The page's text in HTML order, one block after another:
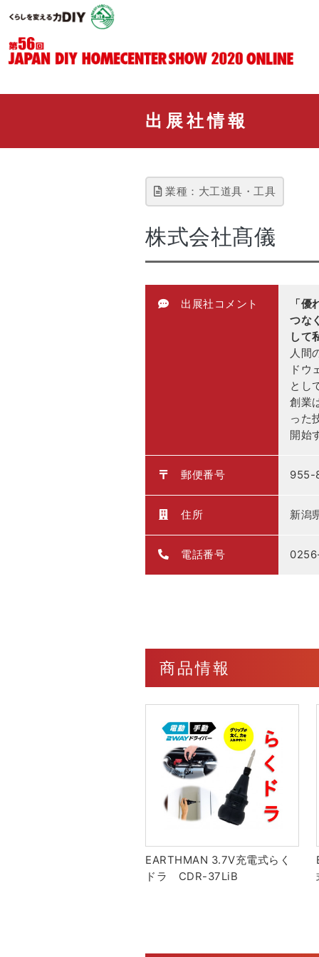
出展社情報
業種：大工道具・工具
株式会社髙儀
出展社コメント
「
つな
して
人間
ドウ
とし
創業
った
開始
郵便番号 955-
住所 新潟
電話番号
商品情報
EARTHMAN 3.7V充電式らく
ドラ CDR-37LiB